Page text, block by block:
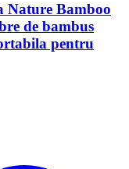
Nature Bamboo
de bambus
pentru